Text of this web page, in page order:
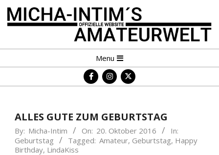
Skip
MICHA-
INTIM
´S
Navigation
Menu
ALLES GUTE ZUM GEBURTSTAG
By: Micha-Intim On: 20. Oktober 2016
In:
Geburtstag
Tagged: Amateur, Geburtstag, Happy
Birthday, LindaKiss